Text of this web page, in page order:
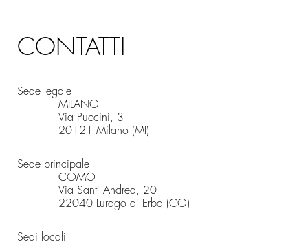
CONTATTI
Sede legale
MILANO
Via Puccini, 3
20121 Milano (MI)
Sede principale
COMO
Via Sant' Andrea, 20
22040 Lurago d' Erba (CO)
Sedi locali